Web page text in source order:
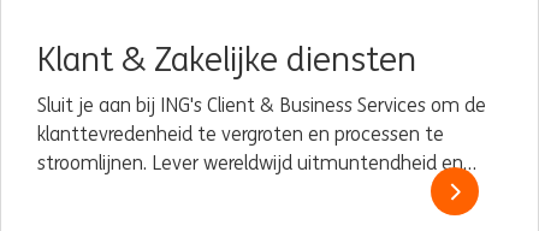
Klant & Zakelijke diensten
Sluit je aan bij ING's Client & Business Services om de
klanttevredenheid te vergroten en processen te
stroomlijnen. Lever wereldwijd uitmuntendheid en